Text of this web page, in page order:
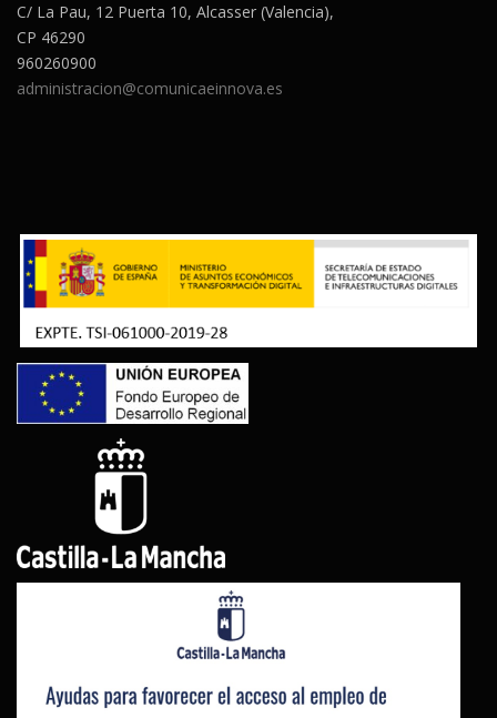
C/ La Pau, 12 Puerta 10, Alcasser (Valencia),
CP 46290
960260900
administracion@comunicaeinnova.es